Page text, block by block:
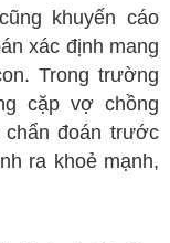
khuyến cáo
xác định mang
Trong trường
cặp vợ chồng
đoán trước
ra khoẻ mạnh,